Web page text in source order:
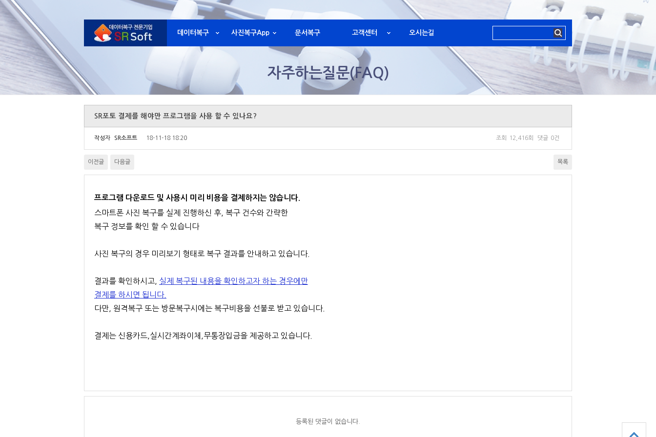
데이터복구 사진복구App 문서복구 고객센터 오시는길
자주하는질문(FAQ)
SR포토 결제를 해야만 프로그램을 사용 할 수 있나요?
작성자 SR소프트 18-11-18 18:20 조회 12,416회 댓글 0건
이전글 다음글 목록
프로그램 다운로드 및 사용시 미리 비용을 결제하지는 않습니다.
스마트폰 사진 복구를 실제 진행하신 후, 복구 건수와 간략한
복구 정보를 확인 할 수 있습니다
사진 복구의 경우 미리보기 형태로 복구 결과를 안내하고 있습니다.
결과를 확인하시고, 실제 복구된 내용을 확인하고자 하는 경우에만
결제를 하시면 됩니다.
다만, 원격복구 또는 방문복구시에는 복구비용을 선불로 받고 있습니다.​
결제는 신용카드,실시간계좌이체,무통장입금을 제공하고 있습니다.
등록된 댓글이 없습니다.